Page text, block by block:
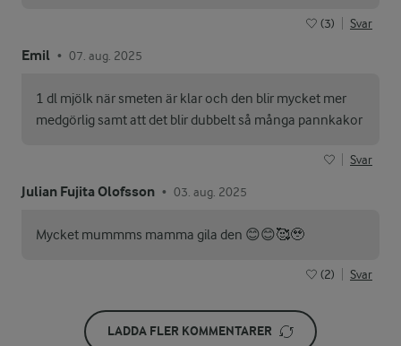
(3) Svar
Emil • 07. aug. 2025
1 dl mjölk när smeten är klar och den blir mycket mer
medgörlig samt att det blir dubbelt så många pannkakor
Svar
Julian Fujita Olofsson • 03. aug. 2025
Mycket mummms mamma gila den 😊😊🥰🥹
(2) Svar
LADDA FLER KOMMENTARER